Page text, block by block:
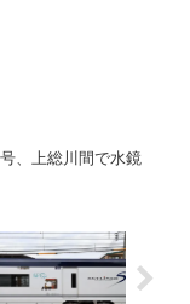
、上総川間で水鏡